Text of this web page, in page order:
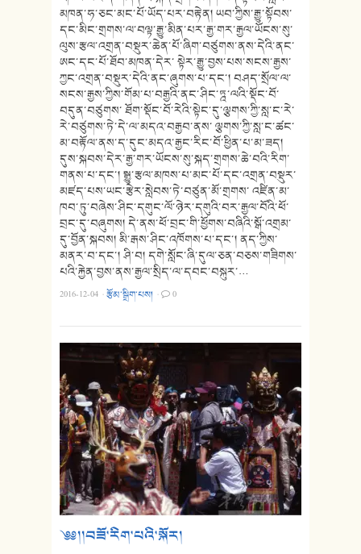
མཁན་ཧ་ཅང་མང་པོ་ཡོད་པར་བརྟེན། ཡབ་ཀྱིས་རྒྱུ་སྟོབས་
དང་མིང་གྲགས་ལ་བལྟ་རྒྱུ་མིན་པར་རྒྱ་གར་རྒྱལ་ཡོངས་སུ་
ལུས་རྩལ་འགྲན་བསྡུར་ཆེན་པོ་ཞིག་བཙུགས་ནས་དེའི་ནང་
ཨང་དང་པོ་ཐོབ་མཁན་དེར་ སྟེར་རྒྱུ་བྱས་པས་སངས་རྒྱས་
ཀྱང་འགྲན་བསྡུར་དེའི་ནང་ཞུགས་པ་དང་། བཤད་སྲོལ་ལ་
སངས་རྒྱས་ཀྱིས་གོམ་པ་བརྒྱའི་ནང་ཤིང་ཏྰ་ལའི་སྡོང་བོ་
བདུན་བཙུགས་ ཐོག་སྡོང་བོ་རེའི་སྟེང་དུ་ལྕགས་ཀྱི་སླ་ང་རེ་
རེ་བཙུགས་ཏེ་དེ་ལ་མདའ་བརྒྱབ་ནས་ ལྕགས་ཀྱི་སླ་ང་ཚང་
མ་བརྟོལ་ནས་ད་དུང་མདའ་རྒྱང་རིང་བོ་ཕྱིན་པ་མ་ཟད།
དུས་སྐབས་དེར་རྒྱ་གར་ཡོངས་སུ་སྐད་གྲགས་ཆེ་བའི་རིག་
གནས་པ་དང་། སྒྱུ་རྩལ་མཁས་པ་མང་པོ་དང་འགྲན་བསྡུར་
མཛད་པས་ཡང་རྩེར་སླེབས་ཏེ་བཙུན་མོ་གྲགས་ འཛིན་མ་
ཁབ་ཏུ་བཞེས་ཤིང་དགུང་ལོ་ཉེར་དགུའི་བར་རྒྱལ་བོའི་ཕོ་
བྲང་དུ་བཞུགས། དེ་ནས་ཕོ་བྲང་གི་ཕྱོགས་བཞིའི་སྒོ་འགྲམ་
དུ་བྱོན་སྐབས། མི་རྒས་ཤིང་འཁོགས་པ་དང་། ནད་ཀྱིས་
མནར་བ་དང་། ཤི་བ། དགེ་སློང་ཞི་དུལ་ཅན་བཅས་གཟིགས་
པའི་རྐྱེན་བྱས་ནས་རྒྱལ་སྲིད་ལ་དབང་བསྐུར་…
2016-12-04 ·རྩོམ་སྒྲིག་པས། · 0
༄༅།།བཟོ་རིག་པའི་སྐོར།